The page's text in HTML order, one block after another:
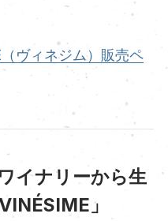
ヴィネジム）販売ペ
イナリーから生
」